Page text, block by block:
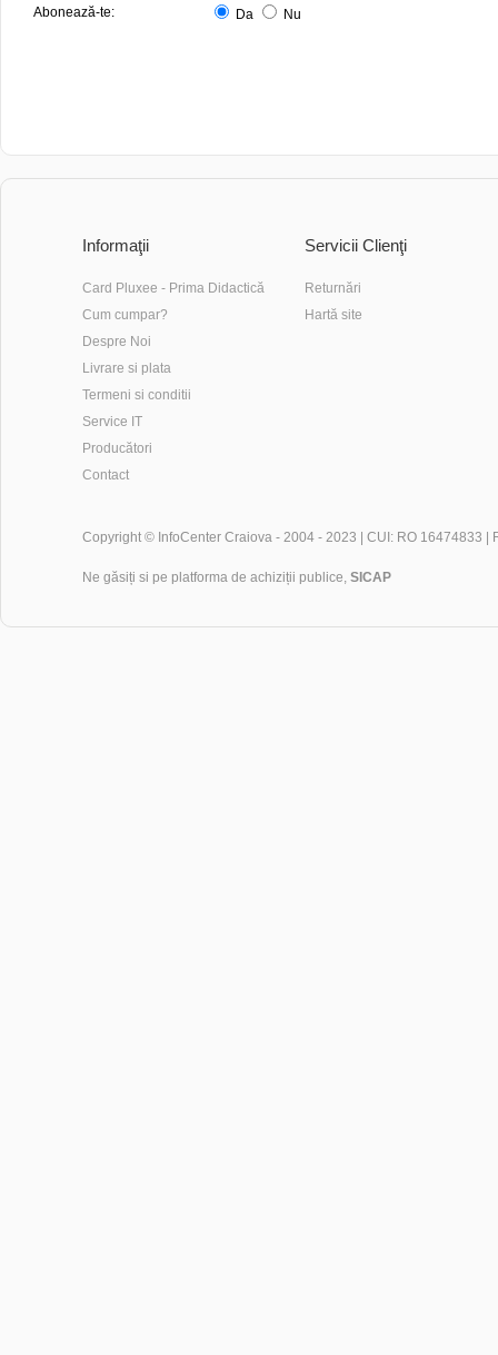
Abonează-te: Da Nu
Informaţii
Card Pluxee - Prima Didactică
Cum cumpar?
Despre Noi
Livrare si plata
Termeni si conditii
Service IT
Producători
Contact
Servicii Clienţi
Returnări
Hartă site
Copyright © InfoCenter Craiova - 2004 - 2023 | CUI: RO 16474833 |
Ne găsiți si pe platforma de achiziții publice, SICAP